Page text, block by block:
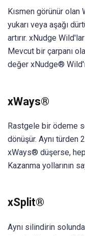
Kısmen görünür olan
yukarı veya aşağı
artırır. xNudge
Mevcut bir çarpanı
değer xNudge®
xWays®
Rastgele bir ödeme
dönüşür. Aynı türden
xWays® düşerse,
Kazanma yollarının
xSplit®
Aynı silindirin